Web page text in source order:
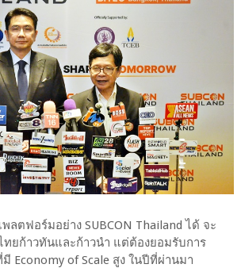
ลตฟอร์มอย่าง SUBCON Thailand ได้ จะ
ทยก้าวทันและก้าวนำ แต่ต้องยอมรับการ
Economy of Scale สูง ในปีที่ผ่านมา